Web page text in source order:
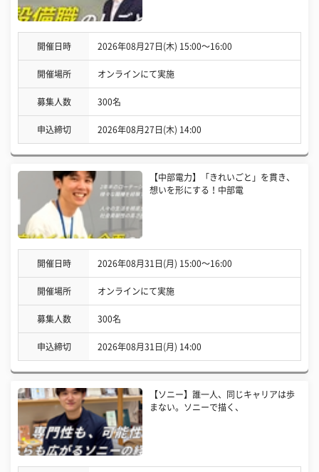
開催日時 2026年08月27日(木) 15:00〜16:00
開催場所 オンラインにて実施
募集人数 300名
申込締切 2026年08月27日(木) 14:00
【中部電力】「きれいごと」を貫き、
想いを形にする！中部電
開催日時 2026年08月31日(月) 15:00〜16:00
開催場所 オンラインにて実施
募集人数 300名
申込締切 2026年08月31日(月) 14:00
【ソニー】誰一人、同じキャリアは歩
まない。ソニーで描く、